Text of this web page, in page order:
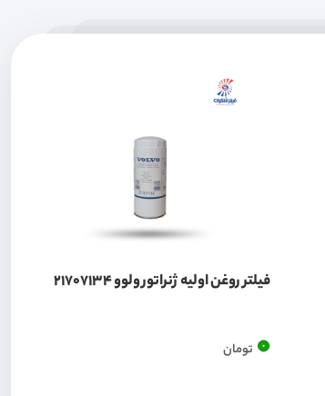
فیلتر روغن اولیه ژنراتور ولوو 21707134
0 تومان